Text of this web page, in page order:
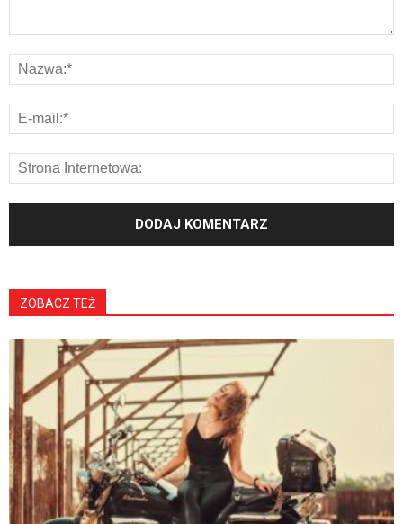
ZOBACZ TEŻ